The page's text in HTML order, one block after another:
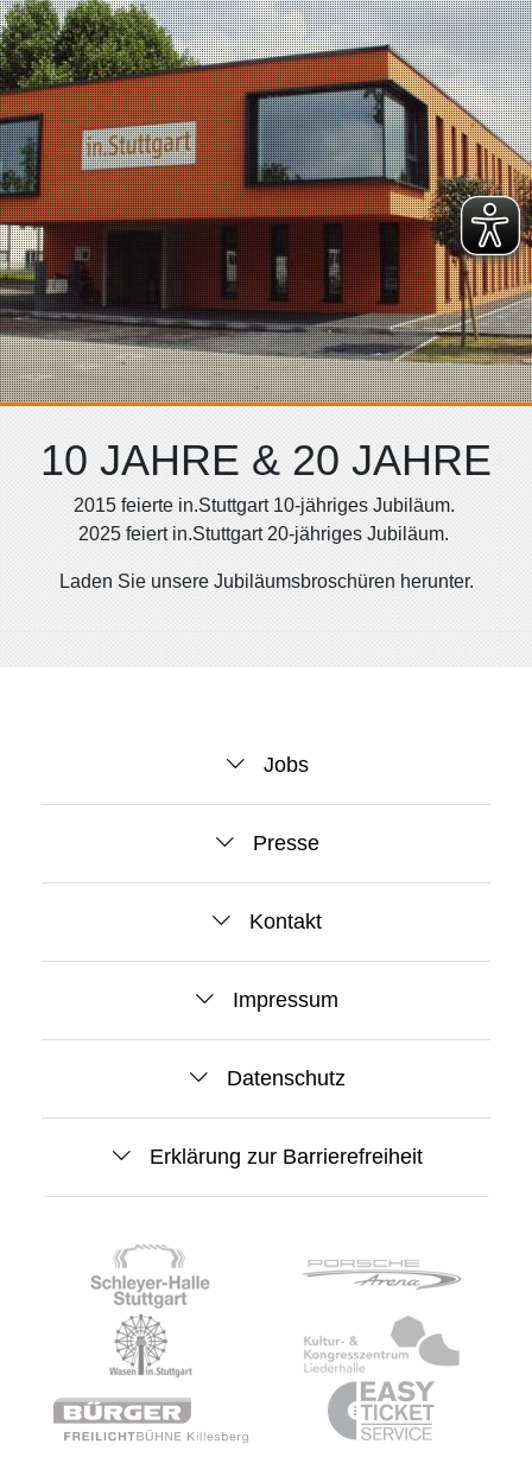
2005 wurde die Entscheidung getroffen, alle städtischen
Großveranstaltungen und Veranstaltungsflächen in einer
Gesellschaft zu vereinen – mit der in.Stuttgart erhielten sie
Organigramm (PDF)
10 JAHRE & 20 JAHRE
2015 feierte in.Stuttgart 10-jähriges Jubiläum.
2025 feiert in.Stuttgart 20-jähriges Jubiläum.
Laden Sie unsere Jubiläumsbroschüren herunter.
Jobs
Presse
Kontakt
Impressum
Datenschutz
Erklärung zur Barrierefreiheit